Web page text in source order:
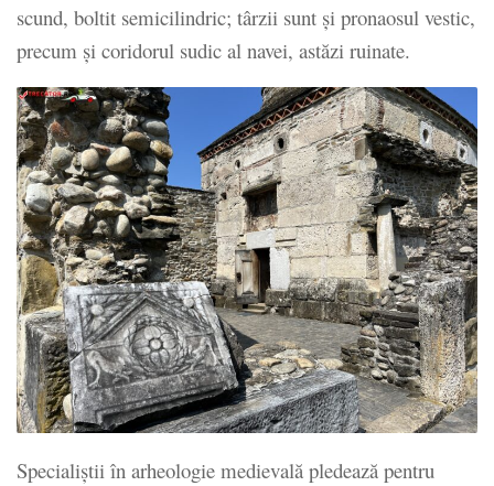
scund, boltit semicilindric; târzii sunt și pronaosul vestic,
precum și coridorul sudic al navei, astăzi ruinate.
Specialiștii în arheologie medievală pledează pentru